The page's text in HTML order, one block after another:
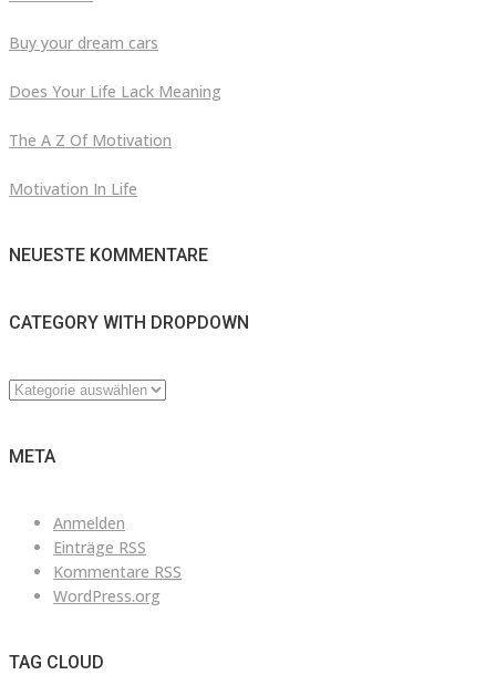
Buy your dream cars
Does Your Life Lack Meaning
The A Z Of Motivation
Motivation In Life
NEUESTE KOMMENTARE
CATEGORY WITH DROPDOWN
CATEGORY
META
Anmelden
Einträge RSS
Kommentare RSS
WordPress.org
TAG CLOUD